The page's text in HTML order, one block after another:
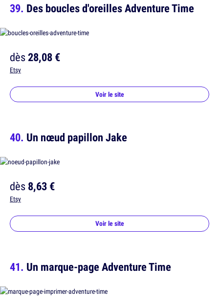
Des boucles d'oreilles Adventure Time
dès28,08 €
Etsy
Voir le site
Un nœud papillon Jake
dès8,63 €
Etsy
Voir le site
Un marque-page Adventure Time